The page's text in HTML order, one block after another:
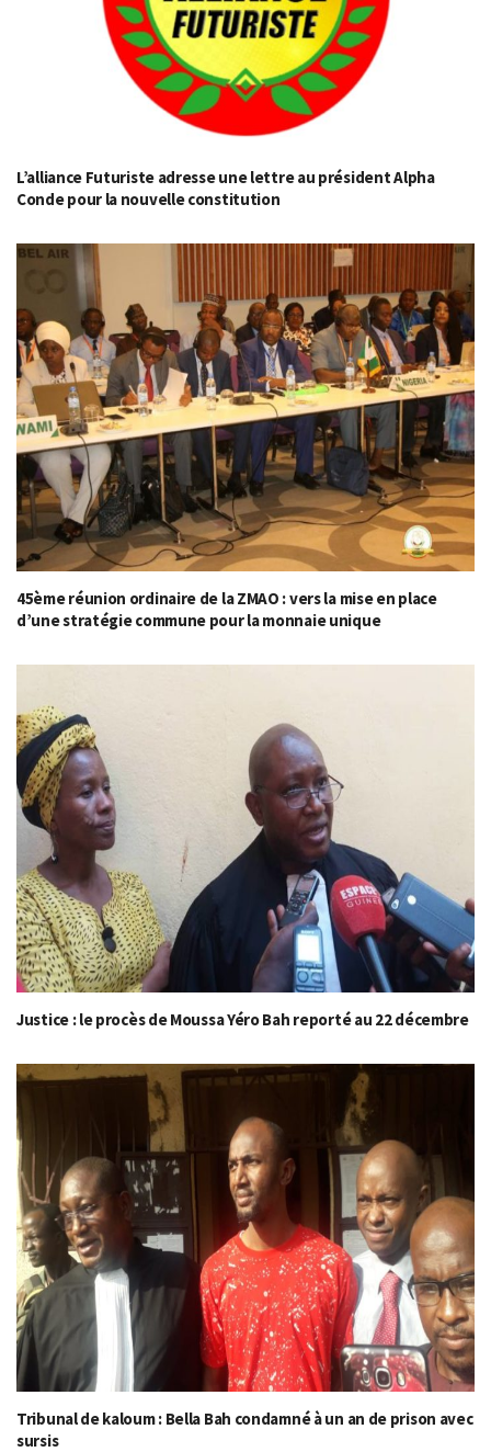
L’alliance Futuriste adresse une lettre au président Alpha
Conde pour la nouvelle constitution
45ème réunion ordinaire de la ZMAO : vers la mise en place
d’une stratégie commune pour la monnaie unique
Justice : le procès de Moussa Yéro Bah reporté au 22 décembre
Tribunal de kaloum : Bella Bah condamné à un an de prison avec
sursis